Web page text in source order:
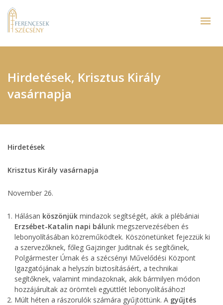
Hirdetések, Krisztus Király
vasárnapja
Hirdetések
Krisztus Király vasárnapja
November 26.
Hálásan köszönjük mindazok segítségét, akik a plébániai
Erzsébet-Katalin napi bálunk megszervezésében és
lebonyolításában közreműködtek. Köszönetünket fejezzük ki
a szervezőknek, főleg Gajzinger Juditnak és segítőinek,
Polgármester Úrnak és a szécsényi Művelődési Központ
Igazgatójának a helyszín biztosításáért, a technikai
segítőknek, valamint mindazoknak, akik bármilyen módon
hozzájárultak az örömteli együttlét lebonyolításához!
Múlt héten a rászorulók számára gyűjtöttünk. A gyűjtés